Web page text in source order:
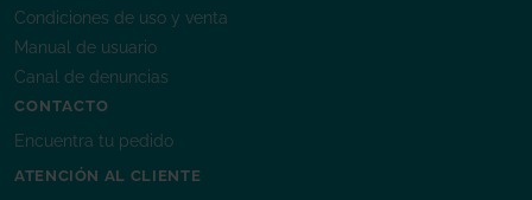
Condiciones de uso y venta
Manual de usuario
Canal de denuncias
CONTACTO
Encuentra tu pedido
ATENCIÓN AL CLIENTE